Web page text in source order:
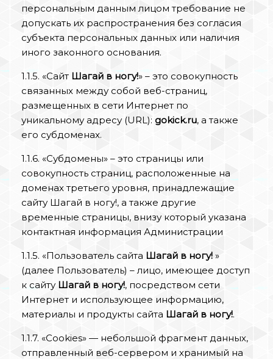
персональным данным лицом требование не
допускать их распространения без согласия
субъекта персональных данных или наличия
иного законного основания.
1.1.5. «Сайт Шагай в ногу!» – это совокупность
связанных между собой веб-страниц,
размещенных в сети Интернет по
уникальному адресу (URL): gokick.ru, а также
его субдоменах.
1.1.6. «Субдомены» – это страницы или
совокупность страниц, расположенные на
доменах третьего уровня, принадлежащие
сайту Шагай в ногу!, а также другие
временные страницы, внизу который указана
контактная информация Администрации
1.1.5. «Пользователь сайта Шагай в ногу! »
(далее Пользователь) – лицо, имеющее доступ
к сайту Шагай в ногу!, посредством сети
Интернет и использующее информацию,
материалы и продукты сайта Шагай в ногу!.
1.1.7. «Cookies» — небольшой фрагмент данных,
отправленный веб-сервером и хранимый на